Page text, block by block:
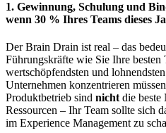
1. Gewinnung, Schulung und
wenn 30 % Ihres Teams dieses
Der Brain Drain ist real – das
Führungskräfte wie Sie Ihre besten
wertschöpfendsten und
Unternehmen konzentrieren
Produktbetrieb sind nichtdie beste
Ressourcen – Ihr Team sollte sich
im Experience Management zu